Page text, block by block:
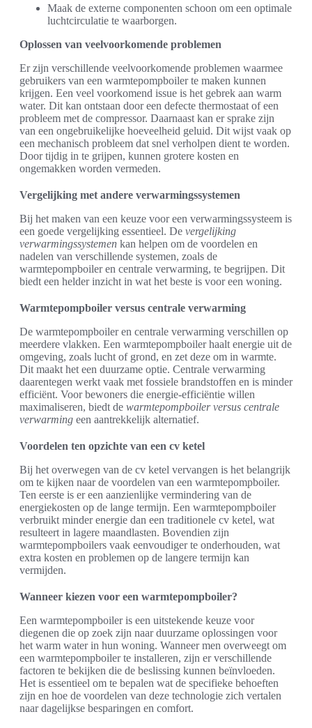
Maak de externe componenten schoon om een optimale
luchtcirculatie te waarborgen.
Oplossen van veelvoorkomende problemen
Er zijn verschillende veelvoorkomende problemen waarmee
gebruikers van een warmtepompboiler te maken kunnen
krijgen. Een veel voorkomend issue is het gebrek aan warm
water. Dit kan ontstaan door een defecte thermostaat of een
probleem met de compressor. Daarnaast kan er sprake zijn
van een ongebruikelijke hoeveelheid geluid. Dit wijst vaak op
een mechanisch probleem dat snel verholpen dient te worden.
Door tijdig in te grijpen, kunnen grotere kosten en
ongemakken worden vermeden.
Vergelijking met andere verwarmingssystemen
Bij het maken van een keuze voor een verwarmingssysteem is
een goede vergelijking essentieel. De vergelijking
verwarmingssystemen kan helpen om de voordelen en
nadelen van verschillende systemen, zoals de
warmtepompboiler en centrale verwarming, te begrijpen. Dit
biedt een helder inzicht in wat het beste is voor een woning.
Warmtepompboiler versus centrale verwarming
De warmtepompboiler en centrale verwarming verschillen op
meerdere vlakken. Een warmtepompboiler haalt energie uit de
omgeving, zoals lucht of grond, en zet deze om in warmte.
Dit maakt het een duurzame optie. Centrale verwarming
daarentegen werkt vaak met fossiele brandstoffen en is minder
efficiënt. Voor bewoners die energie-efficiëntie willen
maximaliseren, biedt de warmtepompboiler versus centrale
verwarming een aantrekkelijk alternatief.
Voordelen ten opzichte van een cv ketel
Bij het overwegen van de cv ketel vervangen is het belangrijk
om te kijken naar de voordelen van een warmtepompboiler.
Ten eerste is er een aanzienlijke vermindering van de
energiekosten op de lange termijn. Een warmtepompboiler
verbruikt minder energie dan een traditionele cv ketel, wat
resulteert in lagere maandlasten. Bovendien zijn
warmtepompboilers vaak eenvoudiger te onderhouden, wat
extra kosten en problemen op de langere termijn kan
vermijden.
Wanneer kiezen voor een warmtepompboiler?
Een warmtepompboiler is een uitstekende keuze voor
diegenen die op zoek zijn naar duurzame oplossingen voor
het warm water in hun woning. Wanneer men overweegt om
een warmtepompboiler te installeren, zijn er verschillende
factoren te bekijken die de beslissing kunnen beïnvloeden.
Het is essentieel om te bepalen wat de specifieke behoeften
zijn en hoe de voordelen van deze technologie zich vertalen
naar dagelijkse besparingen en comfort.